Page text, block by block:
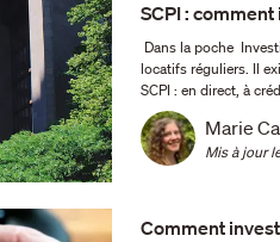
SCPI :
Dans la poche Investir dans une SCPI revient à détenir une partie d'un parc immobilier tout en percevant des revenus
locatifs réguliers. Il existe 3 types de SCPI : de rendement, de plus-value et fiscale. Vous pouvez acheter des parts de
Marie
Mis à jour
Comment